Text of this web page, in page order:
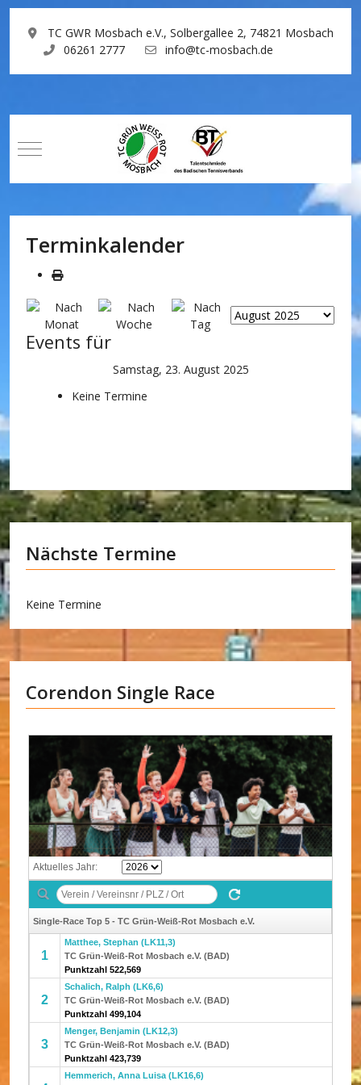
TC GWR Mosbach e.V., Solbergallee 2, 74821 Mosbach
06261 2777
info@tc-mosbach.de
Mobile Menu Toggle
Terminkalender
Events für
Samstag, 23. August 2025
Keine Termine
Nächste Termine
Keine Termine
Corendon Single Race